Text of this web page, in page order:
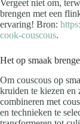
Vergeet niet om,
brengen met een
ervaring! Bron:
cook-couscous.
Het op smaak
Om couscous op
kruiden te kiezen en
combineren met
en technieken te